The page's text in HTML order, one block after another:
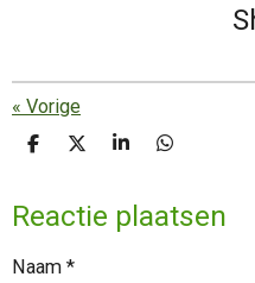
« Vorige
D
e
n
D
l
S
r
e
D
e
n
Reactie plaatsen
Naam *